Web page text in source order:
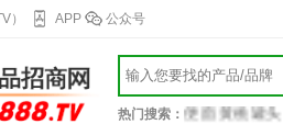
） APP 公众号
热门搜索：
热火锅 辣条 冰激凌 方便面 黄桃罐头